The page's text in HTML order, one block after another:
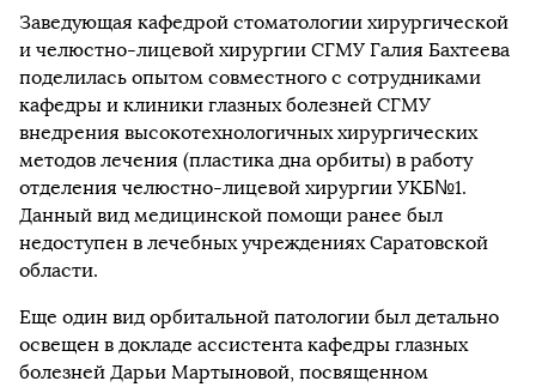
Заведующая кафедрой стоматологии хирургической
и челюстно-лицевой хирургии СГМУ Галия Бахтеева
поделилась опытом совместного с сотрудниками
кафедры и клиники глазных болезней СГМУ
внедрения высокотехнологичных хирургических
методов лечения (пластика дна орбиты) в работу
отделения челюстно-лицевой хирургии УКБ№1.
Данный вид медицинской помощи ранее был
недоступен в лечебных учреждениях Саратовской
области.
Еще один вид орбитальной патологии был детально
освещен в докладе ассистента кафедры глазных
болезней Дарьи Мартыновой, посвященном